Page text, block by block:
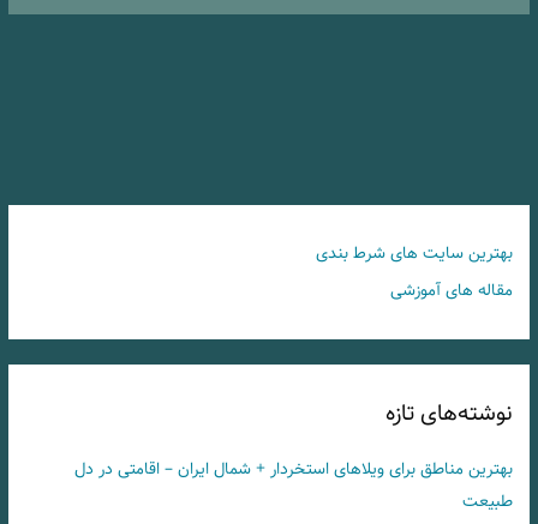
بهترین سایت های شرط بندی
مقاله های آموزشی
نوشته‌های تازه
بهترین مناطق برای ویلاهای استخردار + شمال ایران – اقامتی در دل
طبیعت